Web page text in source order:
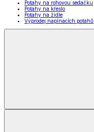
Potahy na rohovou sedačku
Potahy na křeslo
Potahy na židle
Výprodej napínacích potahů